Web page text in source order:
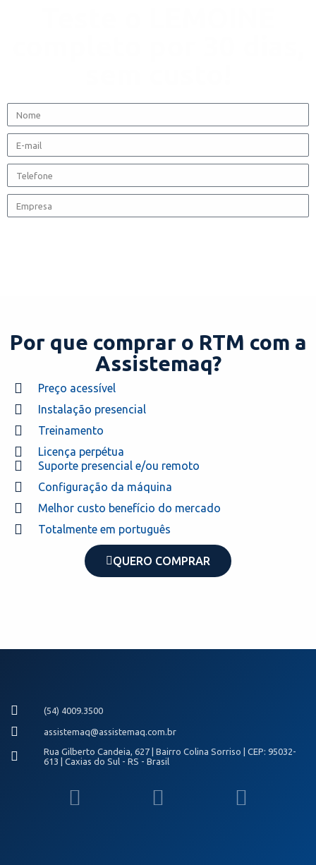
Por que comprar o RTM com a
Assistemaq?
Preço acessível
Instalação presencial
Treinamento
Licença perpétua
Suporte presencial e/ou remoto
Configuração da máquina
Melhor custo benefício do mercado
Totalmente em português
QUERO COMPRAR
(54) 4009.3500
assistemaq@assistemaq.com.br
Rua Gilberto Candeia, 627 | Bairro Colina Sorriso | CEP: 95032-
613 | Caxias do Sul - RS - Brasil